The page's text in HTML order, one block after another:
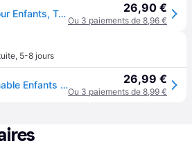
VEVOR Robot Jouet pour Enfants, Télécommande Programmable, Robot RC Intelligent, Marchant, Chantant, Dansant, Interactif, Gestes, pour Cadeau Anniversaire, Garçons Filles 3, 4, 5, 6, 7, 8, 10, 12 Ans 26,90 €
Ou 3 paiements de 8,96 €
, 5-8 jours
Robot Jouet Programmable Enfants -VEVOR -Télécommande Gestes-50 Mouvements Fonction dÉvitement dObstacle-Rechargeable USB-Âge - Blanc 26,99 €
Ou 3 paiements de 8,99 €